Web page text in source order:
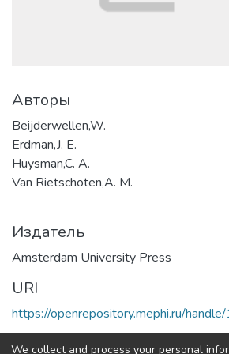
Авторы
Beijderwellen,W.
Erdman,J. E.
Huysman,C. A.
Van Rietschoten,A. M.
Издатель
Amsterdam University Press
URI
https://openrepository.mephi.ru/
Полная страница элемента
We collect and process your personal